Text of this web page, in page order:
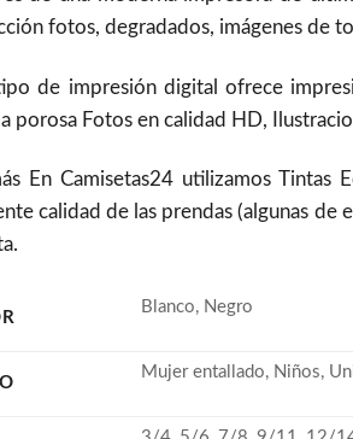
fotos, degradados, imágenes de
de impresión digital ofrece
porosa Fotos en calidad HD,
En Camisetas24 utilizamos Tintas
calidad de las prendas (algunas de
Blanco, Negro
Mujer entallado, Niños,